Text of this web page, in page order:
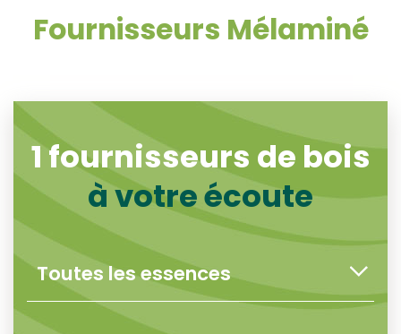
Fournisseurs Mélaminé
1fournisseurs de bois
à votre écoute